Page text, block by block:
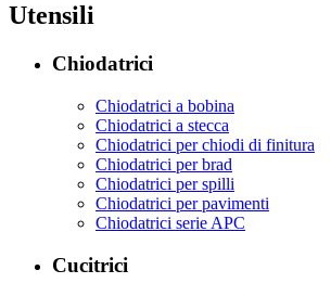
Utensili
Chiodatrici
Chiodatrici a bobina
Chiodatrici a stecca
Chiodatrici per chiodi di finitura
Chiodatrici per brad
Chiodatrici per spilli
Chiodatrici per pavimenti
Chiodatrici serie APC
Cucitrici